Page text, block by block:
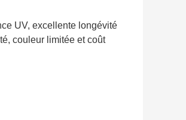
UV, excellente longévité
couleur limitée et coût